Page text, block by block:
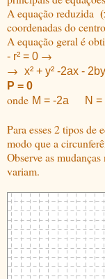
A equação reduzida
coordenadas do centro
A equação geral é
- r² = 0 →
→ x² + y² -2ax -
P = 0
onde M = -2a N =
Para esses 2 tipos de
modo que a
Observe as
variam.